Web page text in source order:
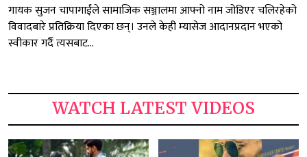
गायक सुजन चापागाईंले सामाजिक सञ्जालमा आफ्नो नाम जोडिएर चलिरहेको
विवादबारे प्रतिक्रिया दिएका छन्। उनले केही म्यासेज आदानप्रदान भएको
स्वीकार गर्दै त्यसबाट...
WATCH LATEST VIDEOS